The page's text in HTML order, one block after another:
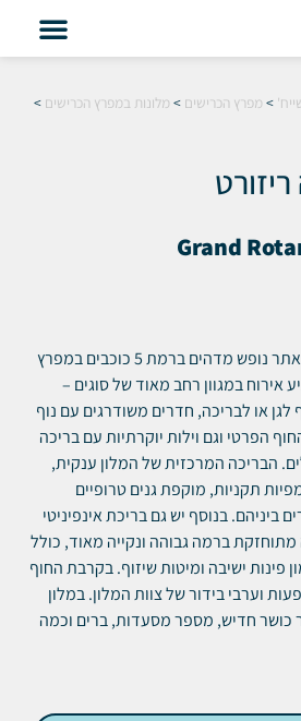
> מפרץ הכרישים > מלונות במפרץ הכרישים >
Grand
גראנד רוטאנה ריזורט הוא אתר נופש מדהים ברמת 5 כוכבים במפרץ
אירוח במגוון רחב מאוד של סוגים –
או לבריכה, חדרים משודרגים עם נוף
הפרטי וגם וילות יוקרתיות עם בריכה
הבריכה המרכזית של המלון ענקית,
אולימפיות תקניות, מוקפת גנים טרופיים
ביניהם. בנוסף יש גם בריכת אינפיניטי
ברמה גבוהה ונקייה מאוד, כולל
פינות ישיבה ומיטות שיזוף. בקרבת החוף
וערבי בידור של צוות המלון. במלון
כושר חדיש, מספר מסעדות, ברים וכמה